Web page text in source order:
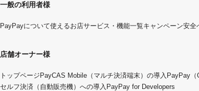
一般の利用者様
PayPayについて使えるお店サービス・機能一覧キャンペーン安全
店舗オーナー様
トップページ PayCAS Mobile（マルチ決済端末）の導入 PayPay（
セルフ決済（自動販売機）への導入 PayPay for Developers